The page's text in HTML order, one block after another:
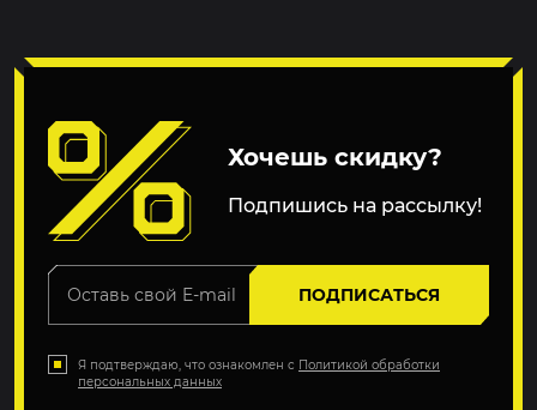
Хочешь скидку?
Подпишись на рассылку!
ПОДПИСАТЬСЯ
Я подтверждаю, что ознакомлен с Политикой обработки
персональных данных